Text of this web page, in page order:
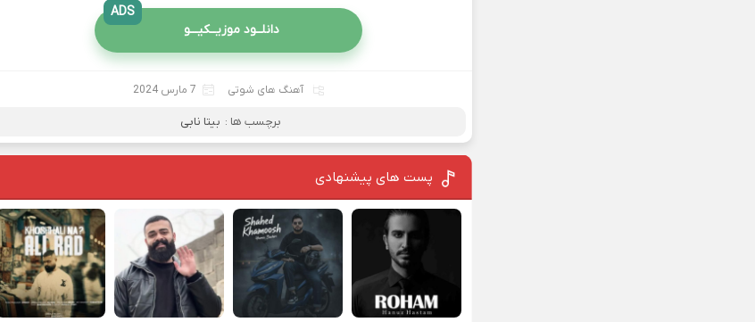
دانلــود موزیــکیـــو
ADS
آهنگ های شوتی 7 مارس 2024
برچسب ها : بیتا نابی
پست های پیشنهادی